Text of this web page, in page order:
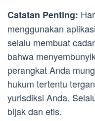
Catatan Penting:
menggunakan
selalu membuat
bahwa
perangkat Anda
hukum tertentu
yurisdiksi Anda.
bijak dan etis.